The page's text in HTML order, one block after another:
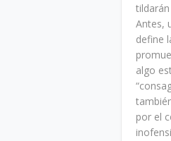
Antes,
define
algo
por el